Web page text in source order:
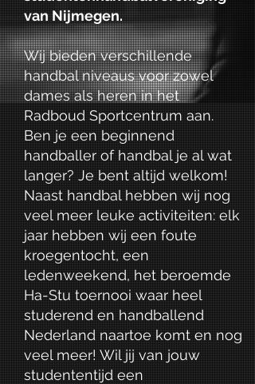
van Nijmegen.
Wij bieden verschillende
handbal niveaus voor zowel
dames als heren in het
Radboud Sportcentrum aan.
Ben je een beginnend
handballer of handbal je al wat
langer? Je bent altijd welkom!
Naast handbal hebben wij nog
veel meer leuke activiteiten: elk
jaar hebben wij een foute
kroegentocht, een
ledenweekend, het beroemde
Ha-Stu toernooi waar heel
studerend en handballend
Nederland naartoe komt en nog
veel meer! Wil jij van jouw
studententijd een